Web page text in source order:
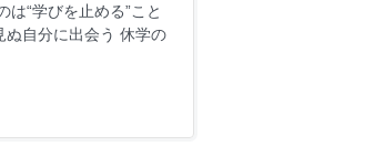
“学びを止める”こと
ぬ自分に出会う 休学の